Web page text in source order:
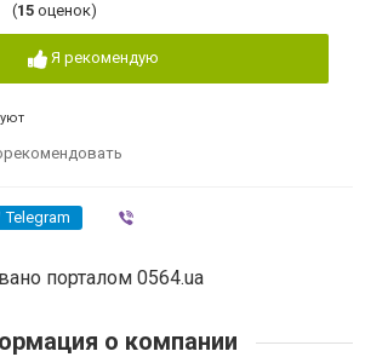
(15 оценок)
Я рекомендую
Telegram
порталом 0564.ua
о компании